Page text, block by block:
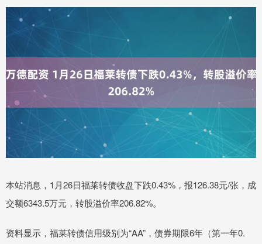
本站消息，1月26日福莱转债收盘下跌0.43%，报126.38元/张，成
交额6343.5万元，转股溢价率206.82%。
资料显示，福莱转债信用级别为“AA”，债券期限6年（第一年0.